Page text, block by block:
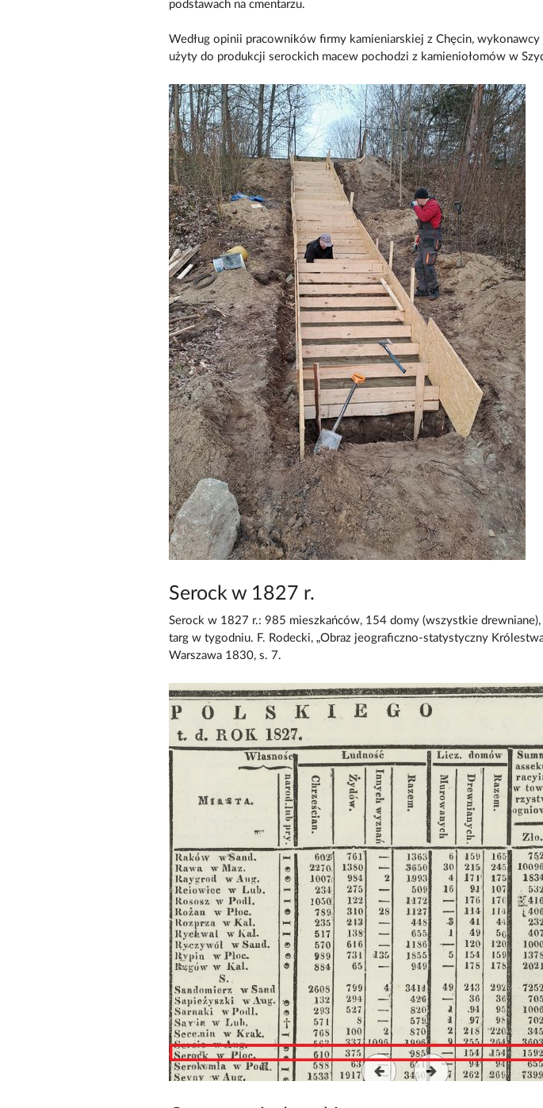
podstawach na cmentarzu.
Według opinii pracowników firmy kamieniarskiej z Chęcin, wykonawcy
użyty do produkcji serockich macew pochodzi z kamieniołomów w
Serock w 1827 r.
Serock w 1827 r.: 985 mieszkańców, 154 domy (wszystkie
targ w tygodniu. F. Rodecki, „Obraz jeograficzno-statystyczny
Warszawa 1830, s. 7.